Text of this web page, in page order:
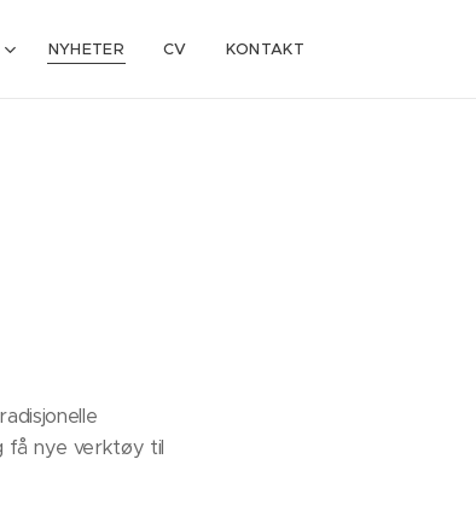
NYHETER CV KONTAKT
få nye verktøy til